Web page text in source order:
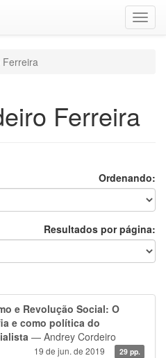
Ferreira
Ferreira
Ordenando:
Resultados por página:
e Revolução Social: O
e como política do
— Andrey Cordeiro
19 de jun. de 2019 29 pp.